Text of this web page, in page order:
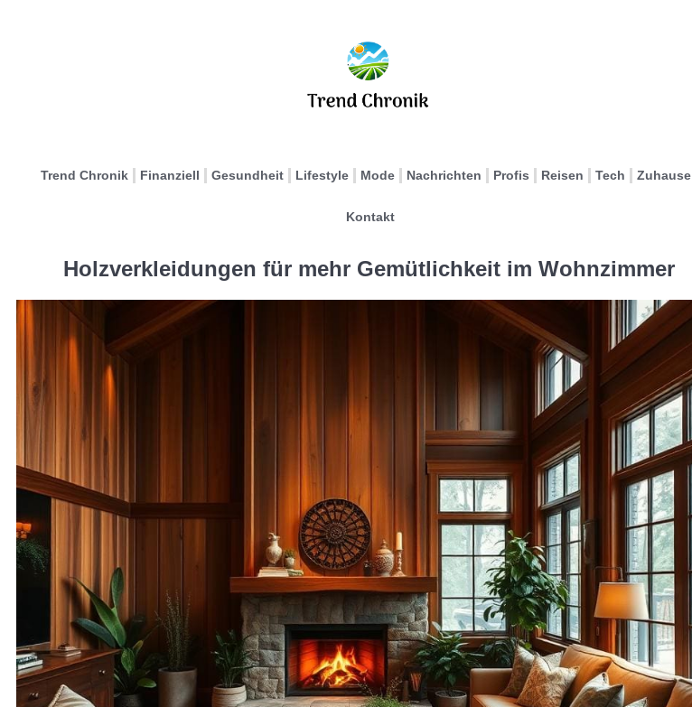
Trend Chronik Finanziell Gesundheit Lifestyle Mode Nachrichten Profis Reisen Tech Zuhause
Kontakt
Holzverkleidungen für mehr Gemütlichkeit im Wohnzimmer